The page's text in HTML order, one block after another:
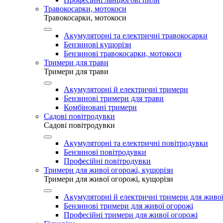
Травокосарки, мотокоси
Травокосарки, мотокоси
Акумуляторні та електричні травокосарки
Бензинові кущорізи
Бензинові травокосарки, мотокоси
Тримери для трави
Тримери для трави
Акумуляторні й електричні тримери
Бензинові тримери для трави
Комбіновані тримери
Садові повітродувки
Садові повітродувки
Акумуляторні та електричні повітродувки
Бензинові повітродувки
Професійні повітродувки
Тримери для живої огорожі, кущорізи
Тримери для живої огорожі, кущорізи
Акумуляторні й електричні тримери для
Бензинові тримери для живої огорожі
Професійні тримери для живої огорожі